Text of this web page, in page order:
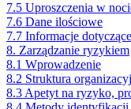
7.5 Uproszczenia w
7.6 Dane ilościowe
7.7 Informacje
8. Zarządzanie ryzykiem
8.1 Wprowadzenie
8.2 Struktura
8.3 Apetyt na ryzyko,